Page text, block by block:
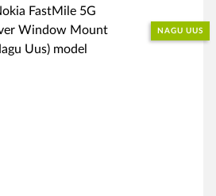
NAGU UUS